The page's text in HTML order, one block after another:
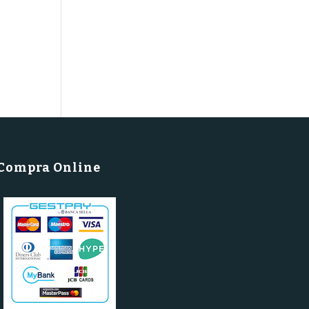
Online